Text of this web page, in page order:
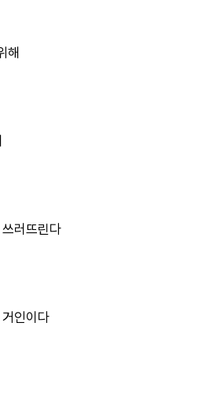
해
러뜨린다
인이다